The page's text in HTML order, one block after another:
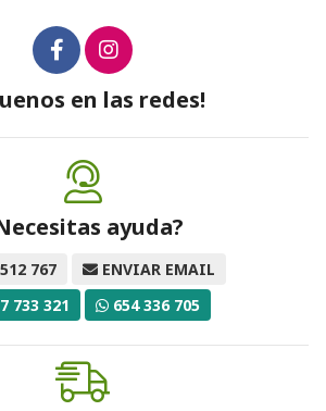
en las redes!
ayuda?
767
ENVIAR EMAIL
733 321
654 336 705